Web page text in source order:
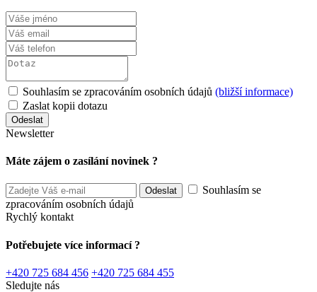
Souhlasím se zpracováním osobních údajů (bližší informace)
Zaslat kopii dotazu
Newsletter
Máte zájem o zasílání novinek ?
Souhlasím se
zpracováním osobních údajů
Rychlý kontakt
Potřebujete více informací ?
+420 725 684 456 +420 725 684 455
Sledujte nás